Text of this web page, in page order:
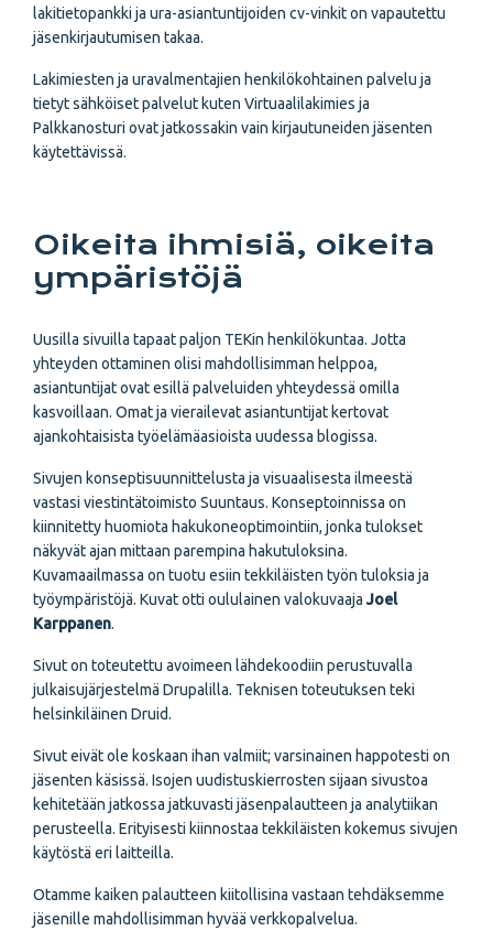
lakitietopankki ja ura-asiantuntijoiden cv-vinkit on vapautettu
jäsenkirjautumisen takaa.
Lakimiesten ja uravalmentajien henkilökohtainen palvelu ja
tietyt sähköiset palvelut kuten Virtuaalilakimies ja
Palkkanosturi ovat jatkossakin vain kirjautuneiden jäsenten
käytettävissä.
Oikeita ihmisiä, oikeita
ympäristöjä
Uusilla sivuilla tapaat paljon TEKin henkilökuntaa. Jotta
yhteyden ottaminen olisi mahdollisimman helppoa,
asiantuntijat ovat esillä palveluiden yhteydessä omilla
kasvoillaan. Omat ja vierailevat asiantuntijat kertovat
ajankohtaisista työelämäasioista uudessa blogissa.
Sivujen konseptisuunnittelusta ja visuaalisesta ilmeestä
vastasi viestintätoimisto Suuntaus. Konseptoinnissa on
kiinnitetty huomiota hakukoneoptimointiin, jonka tulokset
näkyvät ajan mittaan parempina hakutuloksina.
Kuvamaailmassa on tuotu esiin tekkiläisten työn tuloksia ja
työympäristöjä. Kuvat otti oululainen valokuvaajaJoel
Karppanen.
Sivut on toteutettu avoimeen lähdekoodiin perustuvalla
julkaisujärjestelmä Drupalilla. Teknisen toteutuksen teki
helsinkiläinen Druid.
Sivut eivät ole koskaan ihan valmiit; varsinainen happotesti on
jäsenten käsissä. Isojen uudistuskierrosten sijaan sivustoa
kehitetään jatkossa jatkuvasti jäsenpalautteen ja analytiikan
perusteella. Erityisesti kiinnostaa tekkiläisten kokemus sivujen
käytöstä eri laitteilla.
Otamme kaiken palautteen kiitollisina vastaan tehdäksemme
jäsenille mahdollisimman hyvää verkkopalvelua.